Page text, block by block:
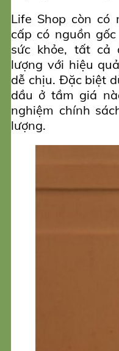
Life Shop còn có
cấp có nguồn
sức khỏe, tất cả
lượng với hiệu
dễ chịu. Đặc biệt
dầu ở tầm giá
nghiệm chính
lượng.